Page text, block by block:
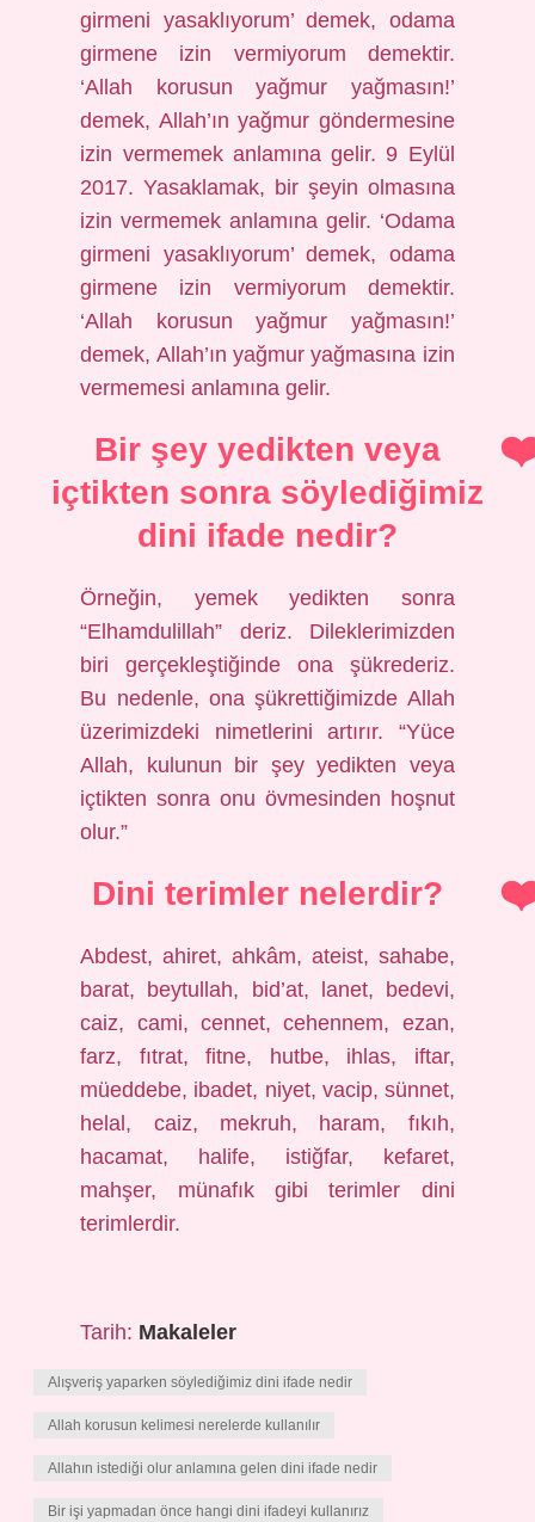
girmeni yasaklıyorum’ demek, odama
girmene izin vermiyorum demektir.
‘Allah korusun yağmur yağmasın!’
demek, Allah’ın yağmur göndermesine
izin vermemek anlamına gelir. 9 Eylül
2017. Yasaklamak, bir şeyin olmasına
izin vermemek anlamına gelir. ‘Odama
girmeni yasaklıyorum’ demek, odama
girmene izin vermiyorum demektir.
‘Allah korusun yağmur yağmasın!’
demek, Allah’ın yağmur yağmasına izin
vermemesi anlamına gelir.
Bir şey yedikten veya
içtikten sonra söylediğimiz
dini ifade nedir?
Örneğin, yemek yedikten sonra
“Elhamdulillah” deriz. Dileklerimizden
biri gerçekleştiğinde ona şükrederiz.
Bu nedenle, ona şükrettiğimizde Allah
üzerimizdeki nimetlerini artırır. “Yüce
Allah, kulunun bir şey yedikten veya
içtikten sonra onu övmesinden hoşnut
olur.”
Dini terimler nelerdir?
Abdest, ahiret, ahkâm, ateist, sahabe,
barat, beytullah, bid’at, lanet, bedevi,
caiz, cami, cennet, cehennem, ezan,
farz, fıtrat, fitne, hutbe, ihlas, iftar,
müeddebe, ibadet, niyet, vacip, sünnet,
helal, caiz, mekruh, haram, fıkıh,
hacamat, halife, istiğfar, kefaret,
mahşer, münafık gibi terimler dini
terimlerdir.
Tarih: Makaleler
Alışveriş yaparken söylediğimiz dini ifade nedir
Allah korusun kelimesi nerelerde kullanılır
Allahın istediği olur anlamına gelen dini ifade nedir
Bir işi yapmadan önce hangi dini ifadeyi kullanırız